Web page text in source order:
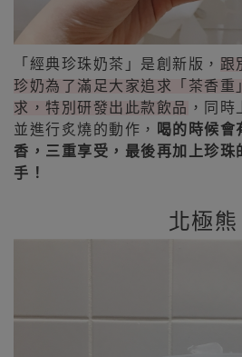
「經典珍珠奶茶」是創新版， 跟
珍奶為了滿足大家追求「茶香重
求，特別研發出此款飲品 ，同時
並進行炙燒的動作，
喝的時候會
香，三重享受，最後再加上珍珠
手！
北極熊